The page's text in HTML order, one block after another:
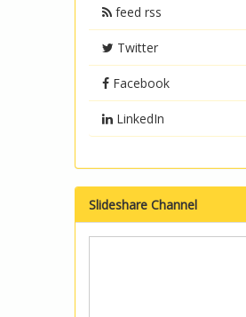
feed rss
Twitter
Facebook
LinkedIn
Slideshare Channel